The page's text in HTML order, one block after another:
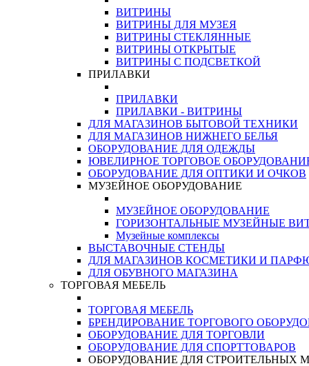
ВИТРИНЫ
ВИТРИНЫ ДЛЯ МУЗЕЯ
ВИТРИНЫ СТЕКЛЯННЫЕ
ВИТРИНЫ ОТКРЫТЫЕ
ВИТРИНЫ С ПОДСВЕТКОЙ
ПРИЛАВКИ
ПРИЛАВКИ
ПРИЛАВКИ - ВИТРИНЫ
ДЛЯ МАГАЗИНОВ БЫТОВОЙ ТЕХНИКИ
ДЛЯ МАГАЗИНОВ НИЖНЕГО БЕЛЬЯ
ОБОРУДОВАНИЕ ДЛЯ ОДЕЖДЫ
ЮВЕЛИРНОЕ ТОРГОВОЕ
ОБОРУДОВАНИЕ ДЛЯ ОПТИКИ И ОЧКОВ
МУЗЕЙНОЕ ОБОРУДОВАНИЕ
МУЗЕЙНОЕ ОБОРУДОВАНИЕ
ГОРИЗОНТАЛЬНЫЕ МУЗЕЙНЫЕ
Музейные комплексы
ВЫСТАВОЧНЫЕ СТЕНДЫ
ДЛЯ МАГАЗИНОВ КОСМЕТИКИ И
ДЛЯ ОБУВНОГО МАГАЗИНА
ТОРГОВАЯ МЕБЕЛЬ
ТОРГОВАЯ МЕБЕЛЬ
БРЕНДИРОВАНИЕ ТОРГОВОГО
ОБОРУДОВАНИЕ ДЛЯ ТОРГОВЛИ
ОБОРУДОВАНИЕ ДЛЯ СПОРТТОВАРОВ
ОБОРУДОВАНИЕ ДЛЯ СТРОИТЕЛЬНЫХ